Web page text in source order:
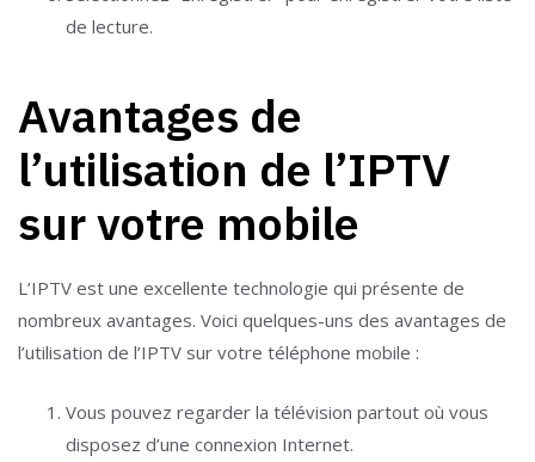
de lecture.
Avantages de
l’utilisation de l’IPTV
sur votre mobile
L’IPTV est une excellente technologie qui présente de
nombreux avantages. Voici quelques-uns des avantages de
l’utilisation de l’IPTV sur votre téléphone mobile :
Vous pouvez regarder la télévision partout où vous
disposez d’une connexion Internet.